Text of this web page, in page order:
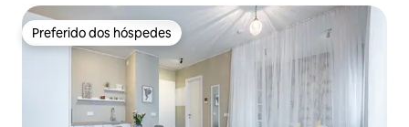
Preferido dos hóspedes
Preferido dos hóspedes